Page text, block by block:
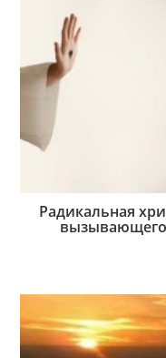
Радикальная